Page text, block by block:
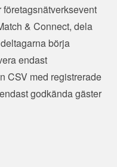
& Connect, dela
börja
endast
CSV med registrerade
godkända gäster